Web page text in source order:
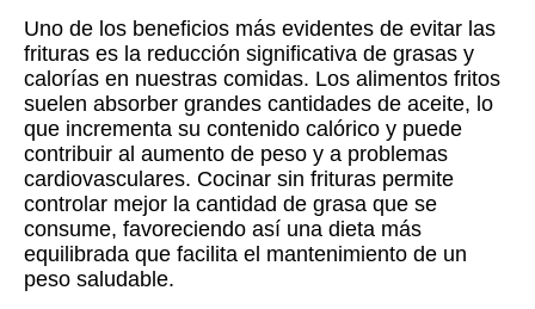
Uno de los beneficios más evidentes de evitar las
frituras es la reducción significativa de grasas y
calorías en nuestras comidas. Los alimentos fritos
suelen absorber grandes cantidades de aceite, lo
que incrementa su contenido calórico y puede
contribuir al aumento de peso y a problemas
cardiovasculares. Cocinar sin frituras permite
controlar mejor la cantidad de grasa que se
consume, favoreciendo así una dieta más
equilibrada que facilita el mantenimiento de un
peso saludable.